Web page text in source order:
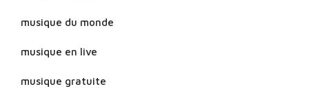
musique du monde
musique en live
musique gratuite